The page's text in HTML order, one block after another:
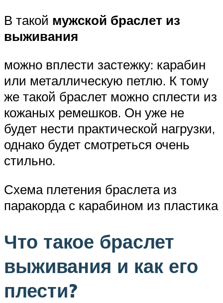
В такой мужской браслет из
выживания
можно вплести застежку: карабин
или металлическую петлю. К тому
же такой браслет можно сплести из
кожаных ремешков. Он уже не
будет нести практической нагрузки,
однако будет смотреться очень
стильно.
Схема плетения браслета из
паракорда с карабином из пластика
Что такое браслет
выживания и как его
плести?